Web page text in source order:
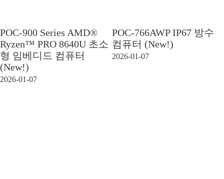
POC-900 Series AMD®
Ryzen™ PRO 8640U 초소
형 임베디드 컴퓨터
(New!)
2026-01-07
POC-766AWP IP67 방수
컴퓨터 (New!)
2026-01-07